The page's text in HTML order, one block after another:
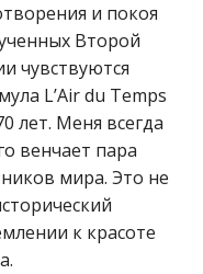
и покоя
Второй
чувствуются
L’Air du Temps
лет. Меня всегда
венчает пара
мира. Это не
к красоте